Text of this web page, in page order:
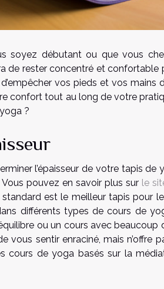
soyez débutant ou que vous
de rester concentré et confortable
vos pieds et vos
confort tout au long de votre
?
l’épaisseur de votre tapis
pouvez en savoir plus sur le
est le meilleur tapis pour
différents types de cours de
ou un cours avec
vous sentir enraciné, mais n’offre
cours de yoga basés sur la